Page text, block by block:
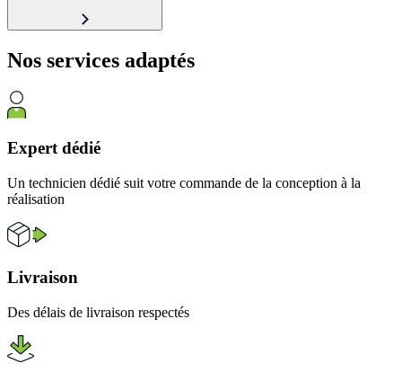
Nos services adaptés
Expert dédié
Un technicien dédié suit votre commande de la conception à la
réalisation
Livraison
Des délais de livraison respectés